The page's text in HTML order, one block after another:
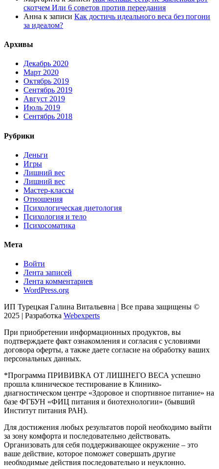
скотчем Или 6 советов против переедания
Анна к записи Как достичь идеального веса без погони
за идеалом?
Архивы
Декабрь 2020
Март 2020
Октябрь 2019
Сентябрь 2019
Август 2019
Июль 2019
Сентябрь 2018
Рубрики
Деньги
Игры
Лишний вес
Лишний вес
Мастер-классы
Отношения
Психологическая диетология
Психология и тело
Психосоматика
Мета
Войти
Лента записей
Лента комментариев
WordPress.org
ИП Турецкая Галина Витальевна | Все права защищены ©
2025 | Разработка Webexperts
При приобретении информационных продуктов, вы
подтверждаете факт ознакомления и согласия с условиями
договора оферты, а также даете согласие на обработку ваших
персональных данных.
*Программа ПРИВИВКА ОТ ЛИШНЕГО ВЕСА успешно
прошла клиническое тестирование в Клинико-
диагностическом центре «Здоровое и спортивное питание» на
базе ФГБУН «ФИЦ питания и биотехнологии» (бывший
Институт питания РАН).
Для достижения любых результатов порой необходимо выйти
за зону комфорта и последовательно действовать.
Организовать для себя поддерживающее окружение – это
ваше действие, которое поможет совершать другие
необходимые действия последовательно и неуклонно.